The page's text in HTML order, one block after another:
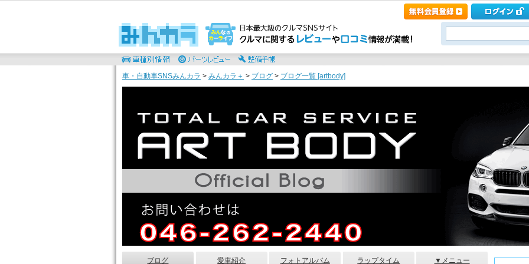
車・自動車SNSみんカラ > みんカラ＋ > ブログ > ブログ一覧 [artbody]
ブログ 愛車紹介 フォトアルバム ラップタイム ▼メニュー